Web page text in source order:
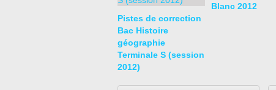
Pistes de correction
Bac Histoire
géographie
Terminale S (session
2012)
Blanc 2012